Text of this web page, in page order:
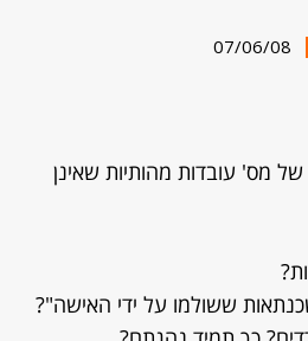
07/06/08
מס' עובדות מהותיות שאינן
ששולמו על ידי האישה"?